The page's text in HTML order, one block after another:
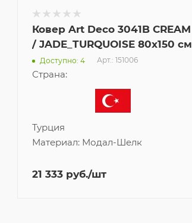
Ковер Art Deco 3041B CREAM
/ JADE_TURQUOISE 80x150 см
Доступно: 4 Арт.: 151006
Страна:
Турция
Материал: Модал-Шелк
21 333 руб./шт